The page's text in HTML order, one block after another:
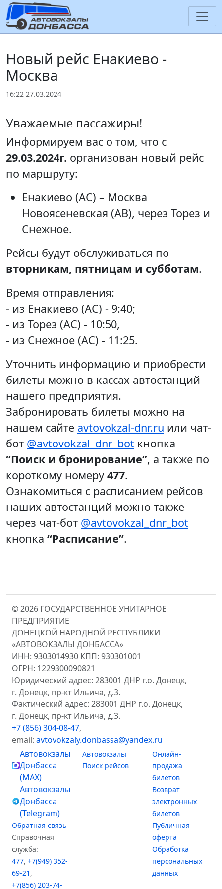
Новый рейс Енакиево -
Москва
16:22 27.03.2024
Уважаемые пассажиры!
Информируем вас о том, что с
29.03.2024г. организован новый рейс
по маршруту:
Енакиево (АС) – Москва
Новоясеневская (АВ), через Торез и
Снежное.
Рейсы будут обслуживаться по
вторникам, пятницам и субботам.
Время отправления:
- из Енакиево (АС) - 9:40;
- из Торез (АС) - 10:50,
- из Снежное (АС) - 11:25.
Уточнить информацию и приобрести
билеты можно в кассах автостанций
нашего предприятия.
Забронировать билеты можно на
нашем сайте avtovokzal-dnr.ru или чат-
бот @avtovokzal_dnr_bot кнопка
“Поиск и бронирование”, а также по
короткому номеру 477.
Ознакомиться с расписанием рейсов
наших автостанций можно также
через чат-бот @avtovokzal_dnr_bot
кнопка “Расписание”.
© 2026 ГОСУДАРСТВЕННОЕ УНИТАРНОЕ
ПРЕДПРИЯТИЕ
ДОНЕЦКОЙ НАРОДНОЙ РЕСПУБЛИКИ
«АВТОВОКЗАЛЫ ДОНБАССА»
ИНН: 9303014930 КПП: 930301001
ОГРН: 1229300090821
Юридический адрес: 283001 ДНР г.о. Донецк,
г. Донецк, пр-кт Ильича, д.3.
Фактический адрес: 283001 ДНР г.о. Донецк,
г. Донецк, пр-кт Ильича, д.3.
+7 (856) 304-08-47,
email: avtovokzaly.donbassa@yandex.ru
Автовокзалы
Донбасса
(MAX)
Автовокзалы
Донбасса
(Telegram)
Обратная связь
Справочная
служба:
477, +7(949) 352-
69-21 ,
+7(856) 203-74-
Автовокзалы
Поиск рейсов
Онлайн-
продажа
билетов
Возврат
электронных
билетов
Публичная
оферта
Обработка
персональных
данных